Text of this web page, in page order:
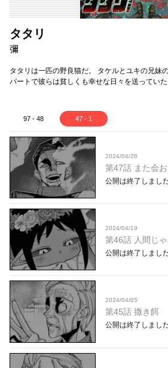
タタリ
彌
タタリは一匹の野良猫だ。 タケルとユキの兄妹
パートで彼らは貧しくも幸せな日々を送ってい
97 - 48 47 - 1
2024/04/26
第47話 また会お
公開は終了しまし
2024/04/19
第46話 人間じ
公開は終了しまし
2024/04/05
第45話 撒き餌
公開は終了しまし